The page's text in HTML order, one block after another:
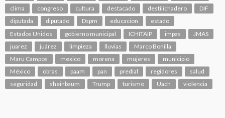
clima
congreso cultura destacado destilichadero
DIF
diputada
diputado Dspm educacion
estado
Estados Unidos
gobierno municipal ICHITAIP impas
JMAS
juarez
juárez limpieza lluvias
Marco Bonilla
Maru Campos
mexico morena mujeres
municipio
México
obras paam pan predial regidores
salud
seguridad
sheinbaum Trump turismo Uach violencia